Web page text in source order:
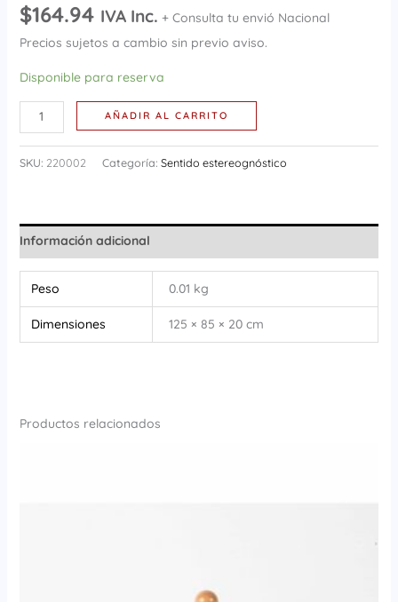
$164.94 IVA Inc. + Consulta tu envió Nacional
Precios sujetos a cambio sin previo aviso.
Disponible para reserva
AÑADIR AL CARRITO
SKU: 220002 Categoría: Sentido estereognóstico
Información adicional
Peso 0.01 kg
Dimensiones 125 × 85 × 20 cm
Productos relacionados